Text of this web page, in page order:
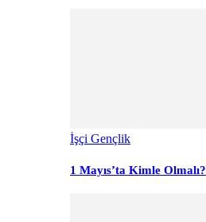
İşçi Gençlik
1 Mayıs’ta Kimle Olmalı?